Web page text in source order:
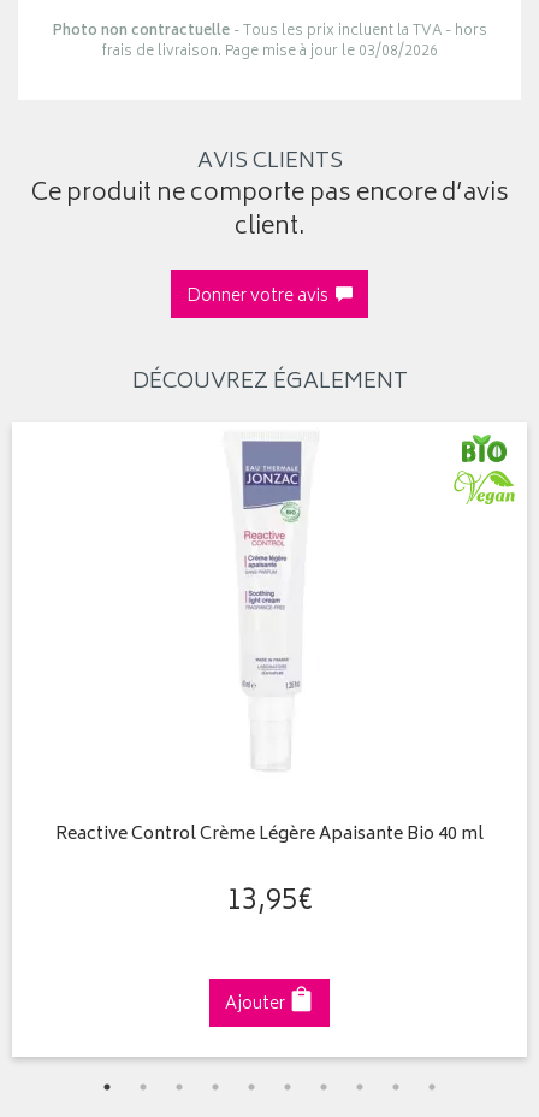
Photo non contractuelle- Tous les prix incluent la TVA - hors
frais de livraison. Page mise à jour le 03/08/2026
AVIS CLIENTS
Ce produit ne comporte pas encore d’avis
client.
Donner votre avis
DÉCOUVREZ ÉGALEMENT
Reactive Control Crème Légère Apaisante Bio 40 ml
13,95€
Ajouter